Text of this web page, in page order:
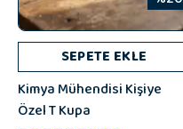
SEPETE EKLE
Kimya Mühendisi Kişiye
Özel T Kupa